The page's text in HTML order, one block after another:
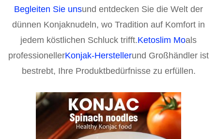
Begleiten Sie unsund entdecken Sie die Welt der
dünnen Konjaknudeln, wo Tradition auf Komfort in
jedem köstlichen Schluck trifft.Ketoslim Moals
professionellerKonjak-Herstellerund Großhändler ist
bestrebt, Ihre Produktbedürfnisse zu erfüllen.